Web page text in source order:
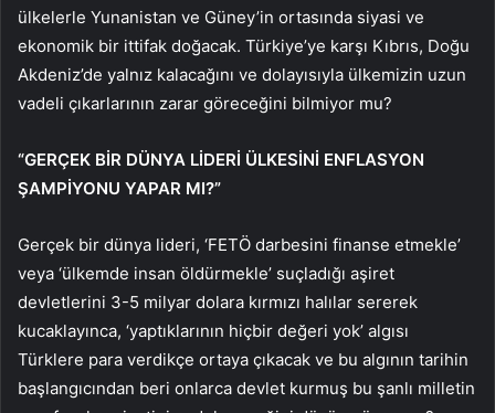
ülkelerle Yunanistan ve Güney’in ortasında siyasi ve
ekonomik bir ittifak doğacak. Türkiye’ye karşı Kıbrıs, Doğu
Akdeniz’de yalnız kalacağını ve dolayısıyla ülkemizin uzun
vadeli çıkarlarının zarar göreceğini bilmiyor mu?
“GERÇEK BİR DÜNYA LİDERİ ÜLKESİNİ ENFLASYON
ŞAMPİYONU YAPAR MI?”
Gerçek bir dünya lideri, ‘FETÖ darbesini finanse etmekle’
veya ‘ülkemde insan öldürmekle’ suçladığı aşiret
devletlerini 3-5 milyar dolara kırmızı halılar sererek
kucaklayınca, ‘yaptıklarının hiçbir değeri yok’ algısı
Türklere para verdikçe ortaya çıkacak ve bu algının tarihin
başlangıcından beri onlarca devlet kurmuş bu şanlı milletin